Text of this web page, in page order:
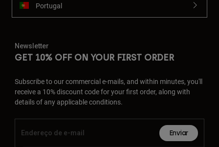
Portugal
Newsletter
GET 10% OFF ON YOUR FIRST ORDER
Subscribe to our commercial e-mails, and within minutes, you'll
receive a 10% discount code for your first order, along with
details of any applicable conditions.
Enviar